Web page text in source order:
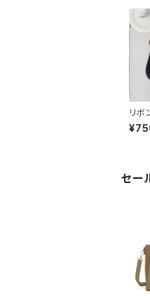
リ
セー